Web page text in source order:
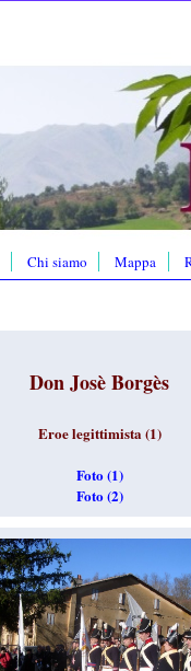
Chi siamo Mappa
Don Josè Borgès
Eroe legittimista (1)
Foto (1)
Foto (2)